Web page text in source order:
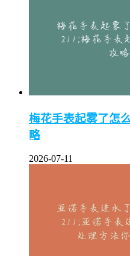
梅花手表起雾了怎
略
2026-07-11